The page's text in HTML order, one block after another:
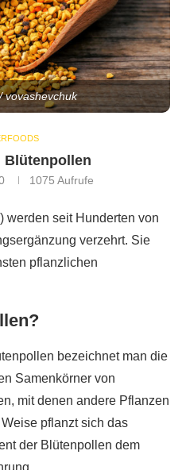
vovashevchuk
Blütenpollen
1075 Aufrufe
werden seit Hunderten von
verzehrt. Sie
pflanzlichen
bezeichnet man die
Samenkörner von
mit denen andere Pflanzen
pflanzt sich das
der Blütenpollen dem